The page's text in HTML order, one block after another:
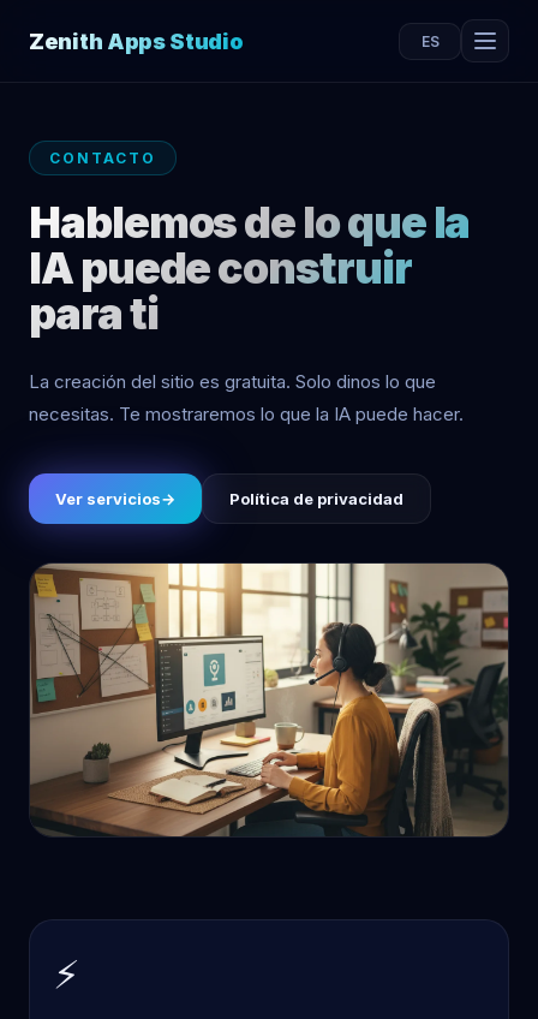
Zenith Apps Studio ES
CONTACTO
Hablemos de lo que la
IA puede construir
para ti
La creación del sitio es gratuita. Solo dinos lo que
necesitas. Te mostraremos lo que la IA puede hacer.
Ver servicios→ Política de privacidad
⚡